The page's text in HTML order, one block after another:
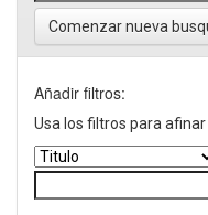
Comenzar nueva
Añadir filtros:
Usa los filtros para afinar